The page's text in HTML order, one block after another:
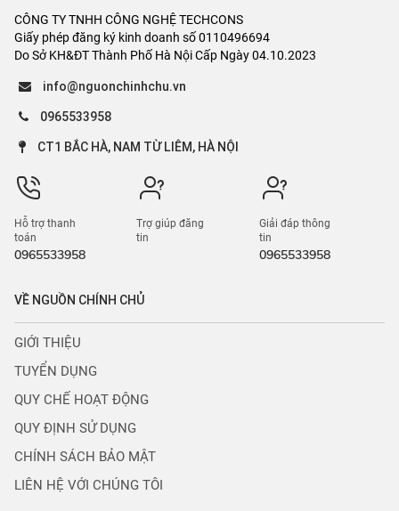
CÔNG TY TNHH CÔNG NGHỆ TECHCONS
Giấy phép đăng ký kinh doanh số 0110496694
Do Sở KH&ĐT Thành Phố Hà Nội Cấp Ngày 04.10.2023
info@nguonchinhchu.vn
0965533958
CT1 BẮC HÀ, NAM TỪ LIÊM, HÀ NỘI
Hỗ trợ thanh
toán
0965533958
Trợ giúp đăng
tin
Giải đáp thông
tin
0965533958
VỀ NGUỒN CHÍNH CHỦ
GIỚI THIỆU
TUYỂN DỤNG
QUY CHẾ HOẠT ĐỘNG
QUY ĐỊNH SỬ DỤNG
CHÍNH SÁCH BẢO MẬT
LIÊN HỆ VỚI CHÚNG TÔI